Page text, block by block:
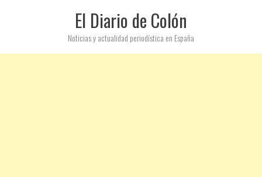
El Diario de Colón
Noticias y actualidad periodística en España